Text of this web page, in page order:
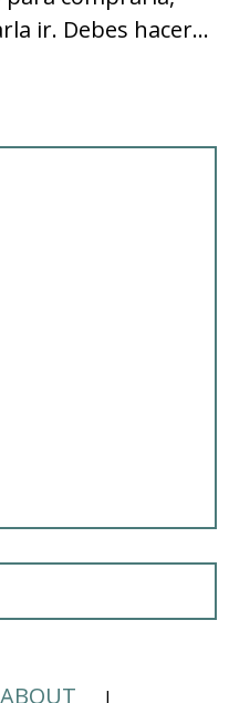
ir. Debes hacer…
ABOUT